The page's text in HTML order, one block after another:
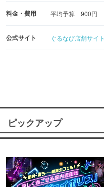
料金・費用 平均予算 900円
公式サイト ぐるなび店舗サイト
ピックアップ